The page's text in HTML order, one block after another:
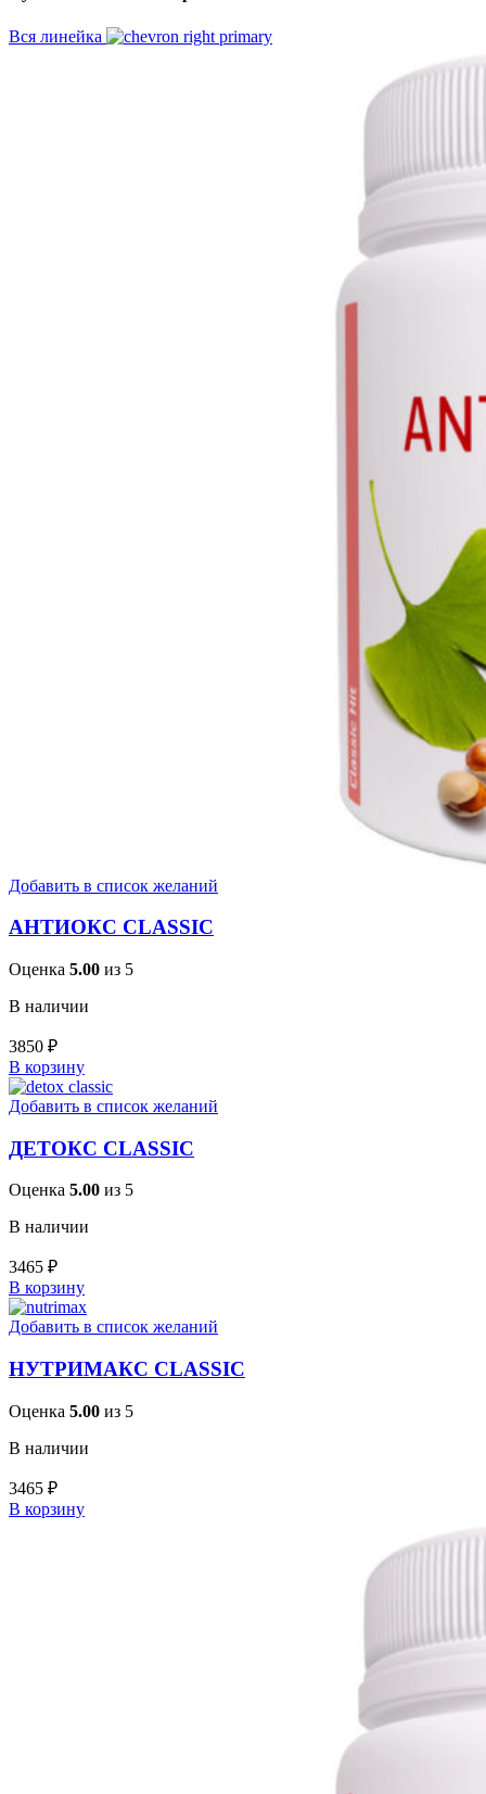
Вся линейка
Добавить в список желаний
АНТИОКС CLASSIC
Оценка 5.00 из 5
В наличии
3850 ₽
В корзину
Добавить в список желаний
ДЕТОКС CLASSIC
Оценка 5.00 из 5
В наличии
3465 ₽
В корзину
Добавить в список желаний
НУТРИМАКС CLASSIC
Оценка 5.00 из 5
В наличии
3465 ₽
В корзину